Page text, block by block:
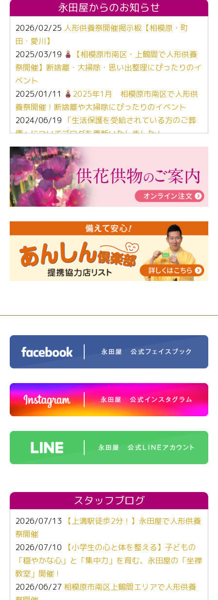
永田屋からのお知らせ
2026/02/25 人形供養祭開催掲示板【相模原・町
田・愛川】
2025/03/19
【相模原市南区・上鶴間で人形供養
祭開催】断捨離・大掃除・思い出整理にぴったりのイ
ベント
2025/01/11
2025年1月 相模原市南区で人形供
養祭開催！断捨離や大掃除にぴったりのイベント
2024/06/19 「生活保護を受給されている方のご葬
儀」についてブログを更新いたしました！
2024/03/06【終活なるほど教室】「マンガで学
ぶ！はじめてのお葬式」小さな家族葬ハウス®町田成
瀬 ご参加ありがとうございました！
2024/01/19令和6年能登半島地震災害の寄付のご報
告
人形供養 寄付のご報告
2023/12/16終活なるほど教室＠小さな家族葬ハウ
ス®上鶴間 エンディングノートを書いてみよう！
2023/11/29 永田屋創業110周年記念式典 レンブラ
ントホテル東京町田
スタッフブログ
2026/07/13
【上溝駅徒歩2分！】永田屋で人形供養
祭開催
2026/07/10
【小学生の心と体を整える】子どもの
「穏やかな心」と「集中力」を育む、永田屋の「坐禅
教室」開催！
2026/06/27 相模原市南区上鶴間エリアで人形供養